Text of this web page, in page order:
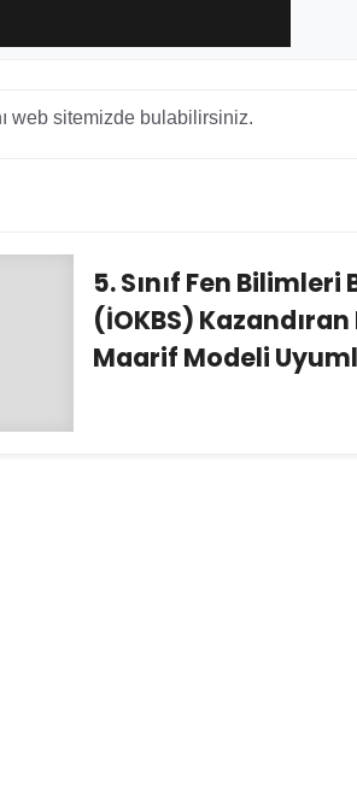
web sitemizde bulabilirsiniz.
5. Sınıf Fen Bilimleri
(İOKBS)
Maarif Modeli